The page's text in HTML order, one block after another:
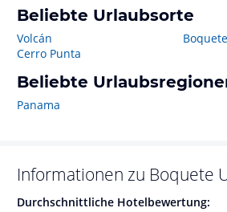
Beliebte Urlaubsorte
Volcán
Cerro Punta
Boquete
Beliebte
Panama
Informationen zu Boquete
Durchschnittliche Hotelbewertung: